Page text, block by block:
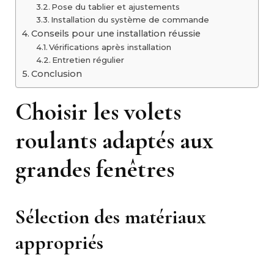
Pose du tablier et ajustements
Installation du système de commande
Conseils pour une installation réussie
Vérifications après installation
Entretien régulier
Conclusion
Choisir les volets
roulants adaptés aux
grandes fenêtres
Sélection des matériaux
appropriés